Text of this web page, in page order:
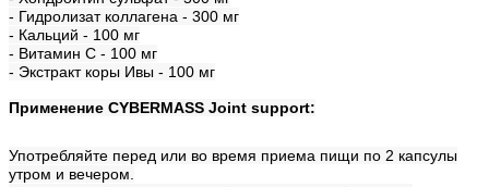
- Гидролизат коллагена - 300 мг
- Кальций - 100 мг
- Витамин С - 100 мг
- Экстракт коры Ивы - 100 мг
Применение CYBERMASS Joint support:
Употребляйте перед или во время приема пищи по 2 капсулы
утром и вечером.